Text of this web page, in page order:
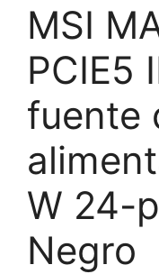
MSI
PCIE5
fuente
W 24-
Negro